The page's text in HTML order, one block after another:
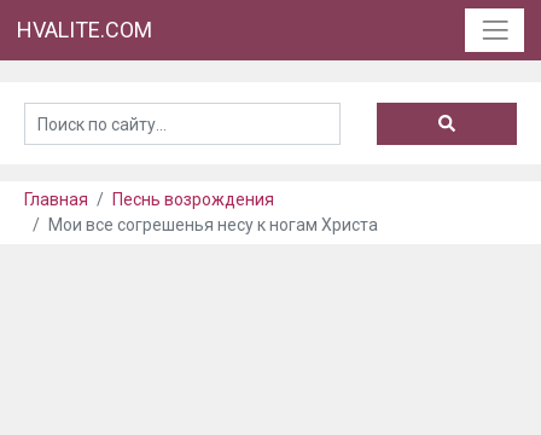
HVALITE.COM
Главная
Песнь возрождения
Мои все согрешенья несу к ногам Христа